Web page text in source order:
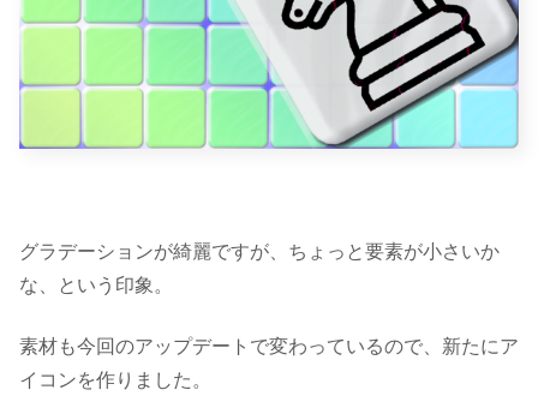
グラデーションが綺麗ですが、 ちょっと要素が小さいか
な、という印象。
素材も今回のアップデートで変わっているので、新たにア
イコンを作りました。